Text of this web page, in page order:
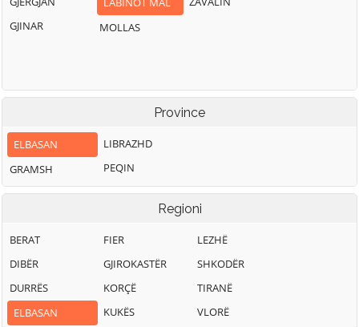
GJINAR
MOLLAS
Province
ELBASAN
GRAMSH
LIBRAZHD
PEQIN
Regioni
BERAT
DIBËR
DURRËS
ELBASAN
FIER
GJIROKASTËR
KORÇË
KUKËS
LEZHË
SHKODËR
TIRANË
VLORË